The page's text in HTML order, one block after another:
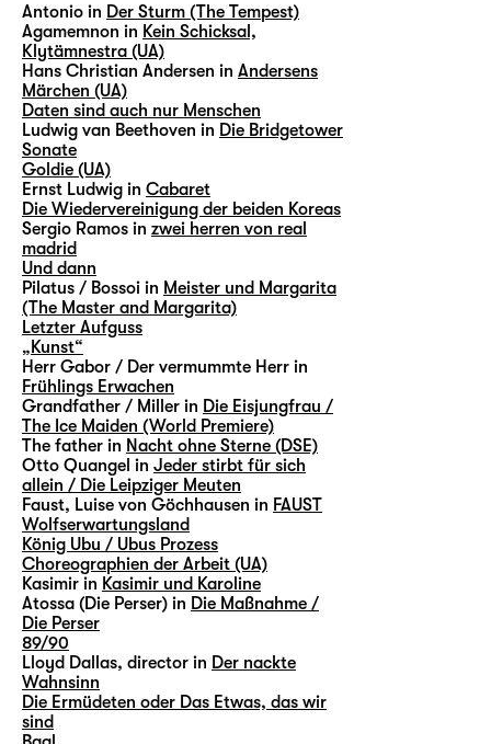
Antonio in Der Sturm (The Tempest)
Agamemnon in Kein Schicksal,
Klytämnestra (UA)
Hans Christian Andersen in Andersens
Märchen (UA)
Daten sind auch nur Menschen
Ludwig van Beethoven in Die Bridgetower
Sonate
Goldie (UA)
Ernst Ludwig in Cabaret
Die Wiedervereinigung der beiden Koreas
Sergio Ramos in zwei herren von real
madrid
Und dann
Pilatus / Bossoi in Meister und Margarita
(The Master and Margarita)
Letzter Aufguss
„Kunst“
Herr Gabor / Der vermummte Herr in
Frühlings Erwachen
Grandfather / Miller in Die Eisjungfrau /
The Ice Maiden (World Premiere)
The father in Nacht ohne Sterne (DSE)
Otto Quangel in Jeder stirbt für sich
allein / Die Leipziger Meuten
Faust, Luise von Göchhausen in FAUST
Wolfserwartungsland
König Ubu / Ubus Prozess
Choreographien der Arbeit (UA)
Kasimir in Kasimir und Karoline
Atossa (Die Perser) in Die Maßnahme /
Die Perser
89/90
Lloyd Dallas, director in Der nackte
Wahnsinn
Die Ermüdeten oder Das Etwas, das wir
sind